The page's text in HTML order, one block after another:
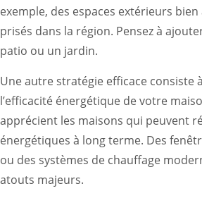
exemple, des espaces extérieurs
prisés dans la région. Pensez à
patio ou un jardin.
Une autre stratégie efficace consiste
l’efficacité énergétique de votre
apprécient les maisons qui peuvent
énergétiques à long terme. Des
ou des systèmes de chauffage
atouts majeurs.